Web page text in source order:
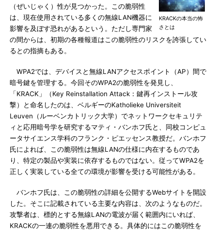
KRACKの本当の怖
さとは
（ぜいじゃく）性が見つかった。この脆弱性
は、現在使用されている多くの無線LAN機器に
影響を及ぼす恐れがあるという。ただし専門家
の間からは、初期の各種報道はこの脆弱性のリスクを誇張してい
るとの指摘もある。
WPA2では、デバイスと無線LANアクセスポイント（AP）間で
暗号鍵を管理する。今回そのWPA2の脆弱性を発見し、
「KRACK」（Key Reinstallation Attack：鍵再インストール攻
撃）と命名したのは、ベルギーのKatholieke Universiteit
Leuven（ルーベンカトリック大学）でネットワークセキュリテ
ィと応用暗号学を研究するマティ・バンホフ氏と、同校コンピュ
ータサイエンス学科のフランク・ピエッセンス教授だ。バンホフ
氏によれば、この脆弱性は無線LANの仕様に内在するものであ
り、特定の製品や実装に依存するものではない。従ってWPA2を
正しく実装している全ての環境が影響を受ける可能性がある。
バンホフ氏は、この脆弱性の詳細を公開するWebサイトを開設
した。そこに記載されている主要な内容は、次のようなものだ。
攻撃者は、標的とする無線LANの電波が届く範囲内にいれば、
KRACKの一連の脆弱性を悪用できる。具体的にはこの脆弱性を